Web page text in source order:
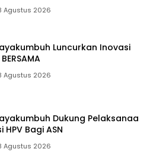
Agustus 2026
Luncurkan Inovasi
Agustus 2026
Dukung Pelaksanaa
HPV Bagi ASN
Agustus 2026